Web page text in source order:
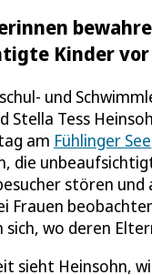
Kinder
und
Stella Tess
am Fühlinger See
die
stören und
Frauen
wo deren
sieht Heinsohn,